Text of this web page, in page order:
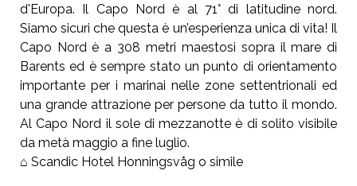
d'Europa. Il Capo Nord è al 71° di latitudine nord.
Siamo sicuri che questa è un’esperienza unica di vita! Il
Capo Nord è a 308 metri maestosi sopra il mare di
Barents ed è sempre stato un punto di orientamento
importante per i marinai nelle zone settentrionali ed
una grande attrazione per persone da tutto il mondo.
Al Capo Nord il sole di mezzanotte è di solito visibile
da metà maggio a fine luglio.
⌂ Scandic Hotel Honningsvåg o simile